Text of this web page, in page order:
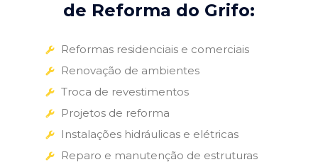
de Reforma do Grifo:
Reformas residenciais e comerciais
Renovação de ambientes
Troca de revestimentos
Projetos de reforma
Instalações hidráulicas e elétricas
Reparo e manutenção de estruturas